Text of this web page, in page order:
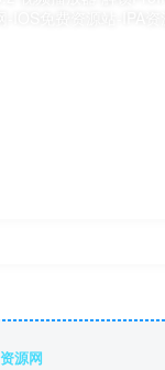
源网